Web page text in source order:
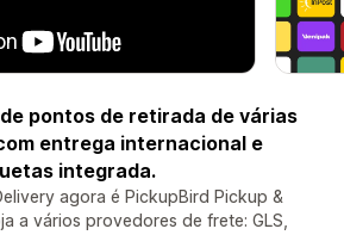
pontos de retirada de várias
entrega internacional e
integrada.
agora é PickupBird Pickup &
a vários provedores de frete: GLS,